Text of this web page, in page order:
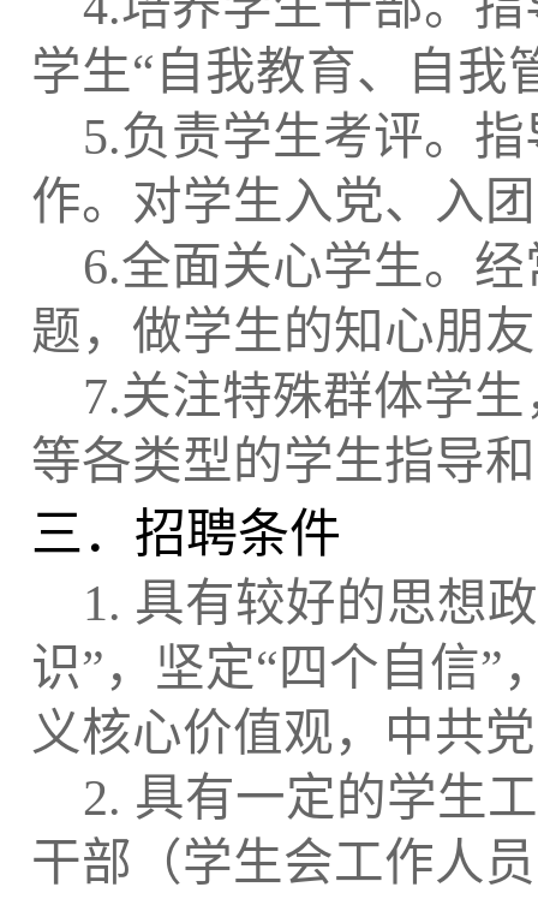
学生“自我教育、自我
5.负责学生考评。
作。对学生入党、入
6.全面关心学生。
题，做学生的知心朋
7.关注特殊群体学
等各类型的学生指导
三．招聘条件
1. 具有较好的思想
识”，坚定“四个自信”
义核心价值观，中共
2. 具有一定的学生
干部（学生会工作人